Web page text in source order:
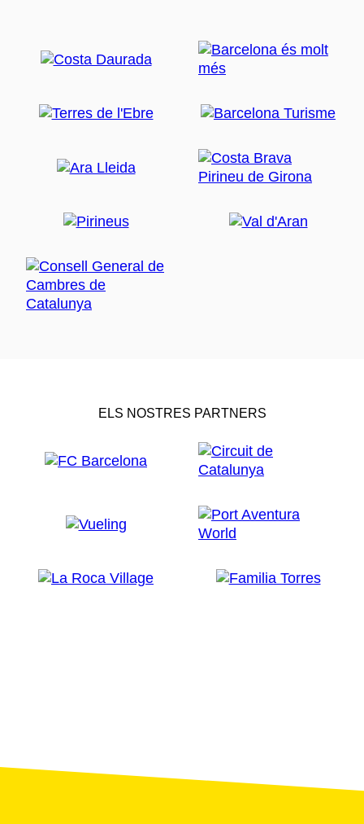
ELS NOSTRES PARTNERS